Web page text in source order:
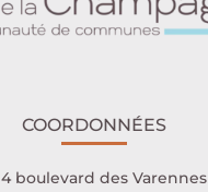
COORDONNÉES
4 boulevard des Varennes